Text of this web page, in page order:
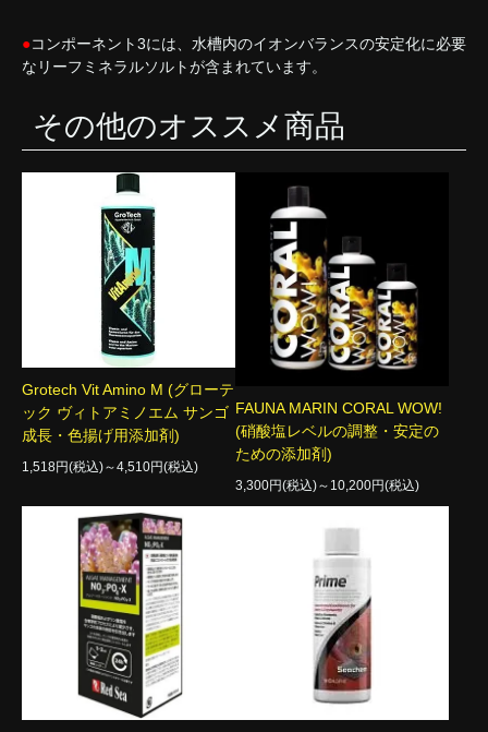
●コンポーネント3には、水槽内のイオンバランスの安定化に必要
なリーフミネラルソルトが含まれています。
その他のオススメ商品
Grotech Vit Amino M (グローテ
ック ヴィトアミノエム サンゴ
成長・色揚げ用添加剤)
1,518円(税込)～4,510円(税込)
FAUNA MARIN CORAL WOW!
(硝酸塩レベルの調整・安定の
ための添加剤)
3,300円(税込)～10,200円(税込)